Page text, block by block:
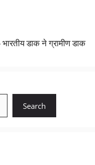
डाक ने ग्रामीण डाक
Search